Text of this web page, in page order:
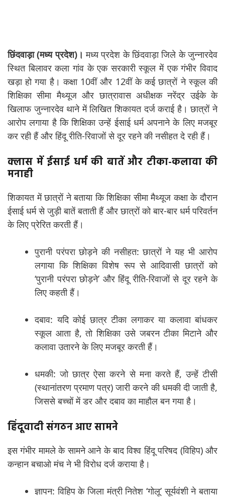
छिंदवाड़ा (मध्य प्रदेश)। मध्य प्रदेश के छिंदवाड़ा जिले के जुन्नारदेव
स्थित बिलावर कला गांव के एक सरकारी स्कूल में एक गंभीर विवाद
खड़ा हो गया है। कक्षा 10वीं और 12वीं के कई छात्रों ने स्कूल की
शिक्षिका सीमा मैथ्यूज और छात्रावास अधीक्षक नरेंद्र उईके के
खिलाफ जुन्नारदेव थाने में लिखित शिकायत दर्ज कराई है। छात्रों ने
आरोप लगाया है कि शिक्षिका उन्हें ईसाई धर्म अपनाने के लिए मजबूर
कर रही हैं और हिंदू रीति-रिवाजों से दूर रहने की नसीहत दे रही हैं।
क्लास में ईसाई धर्म की बातें और टीका-कलावा की
मनाही
शिकायत में छात्रों ने बताया कि शिक्षिका सीमा मैथ्यूज कक्षा के दौरान
ईसाई धर्म से जुड़ी बातें बताती हैं और छात्रों को बार-बार धर्म परिवर्तन
के लिए प्रेरित करती हैं।
पुरानी परंपरा छोड़ने की नसीहत: छात्रों ने यह भी आरोप
लगाया कि शिक्षिका विशेष रूप से आदिवासी छात्रों को
‘पुरानी परंपरा छोड़ने’ और हिंदू रीति-रिवाजों से दूर रहने के
लिए कहती हैं।
दबाव: यदि कोई छात्र टीका लगाकर या कलावा बांधकर
स्कूल आता है, तो शिक्षिका उसे जबरन टीका मिटाने और
कलावा उतारने के लिए मजबूर करती हैं।
धमकी: जो छात्र ऐसा करने से मना करते हैं, उन्हें टीसी
(स्थानांतरण प्रमाण पत्र) जारी करने की धमकी दी जाती है,
जिससे बच्चों में डर और दबाव का माहौल बन गया है।
हिंदूवादी संगठन आए सामने
इस गंभीर मामले के सामने आने के बाद विश्व हिंदू परिषद (विहिप) और
कन्हान बचाओ मंच ने भी विरोध दर्ज कराया है।
ज्ञापन: विहिप के जिला मंत्री नितेश ‘गोलू’ सूर्यवंशी ने बताया